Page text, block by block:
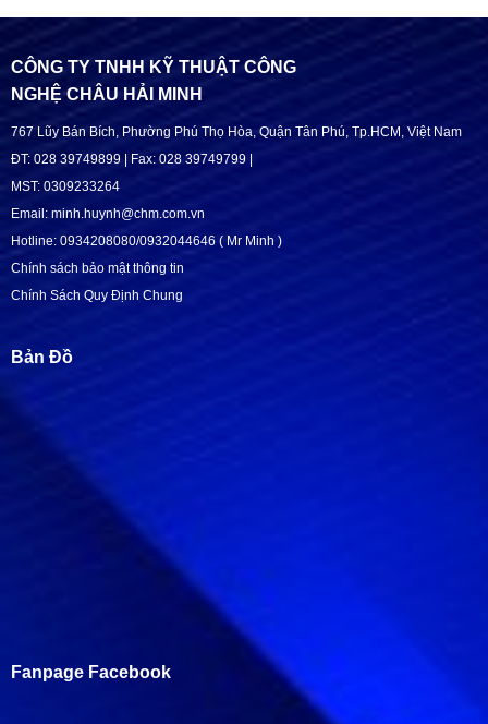
CÔNG TY TNHH KỸ THUẬT CÔNG
NGHỆ CHÂU HẢI MINH
767 Lũy Bán Bích, Phường Phú Thọ Hòa, Quận Tân Phú, Tp.HCM, Việt Nam
ĐT: 028 39749899 | Fax: 028 39749799 |
MST: 0309233264
Email: minh.huynh@chm.com.vn
Hotline: 0934208080/0932044646 ( Mr Minh )
Chính sách bảo mật thông tin
Chính Sách Quy Định Chung
Bản Đồ
Fanpage Facebook